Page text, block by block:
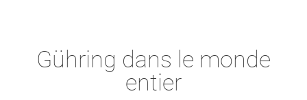
Gühring dans le monde
entier